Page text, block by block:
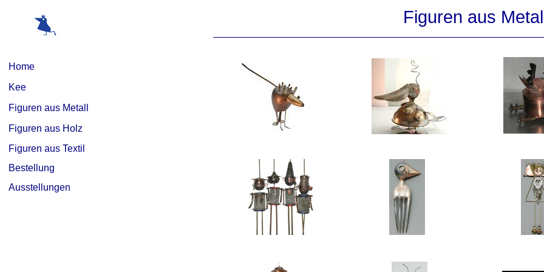
Figuren aus
Home
Kee
Figuren aus Metall
Figuren aus Holz
Figuren aus Textil
Bestellung
Ausstellungen